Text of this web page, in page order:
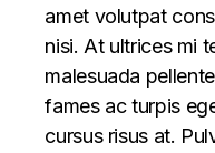
amet volutpat
nisi. At ultrices mi
malesuada
fames ac turpis
cursus risus at.